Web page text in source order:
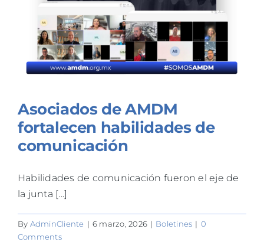
Asociados de AMDM
fortalecen habilidades de
comunicación
Habilidades de comunicación fueron el eje de
la junta [...]
By AdminCliente | 6 marzo, 2026 | Boletines | 0
Comments